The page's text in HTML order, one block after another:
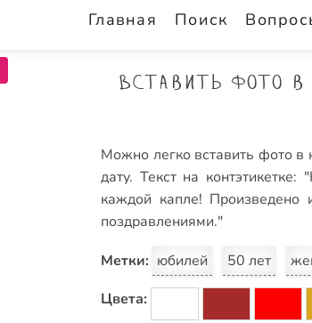
Главная Поиск
Вставить фото
Можно легко вставить фото в
дату. Текст на
каждой капле! Произведено
поздравлениями."
Метки: юбилей 50 лет
Цвета: